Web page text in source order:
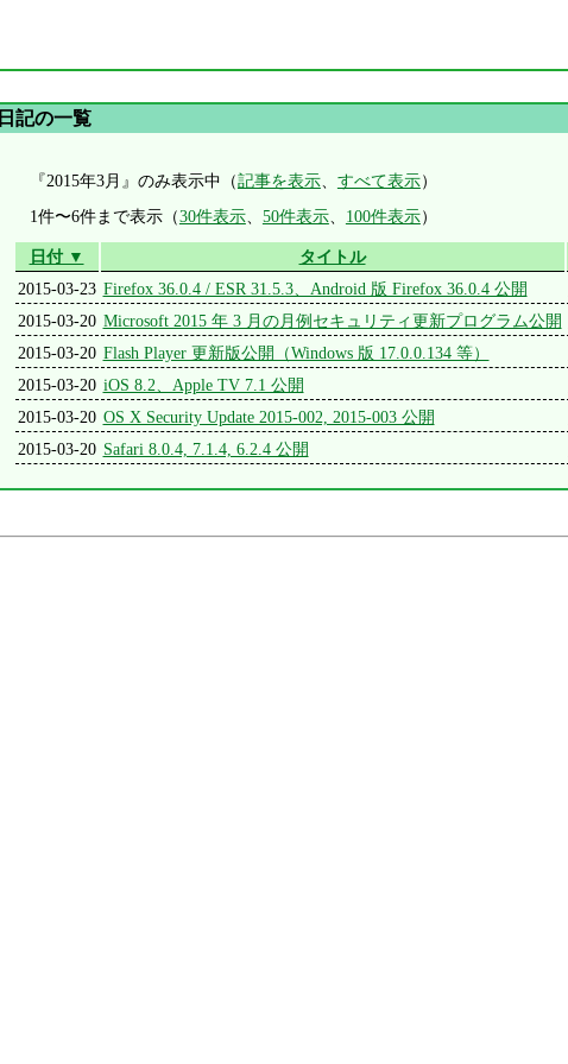
日記の一覧
『2015年3月』のみ表示中（記事を表示、 すべて表示）
1件〜6件まで表示（30件表示、 50件表示、 100件表示）
日付 ▼ タイトル
2015-03-23 Firefox 36.0.4 / ESR 31.5.3、Android 版 Firefox 36.0.4 公開
2015-03-20 Microsoft 2015 年 3 月の月例セキュリティ更新プログラム公開
2015-03-20 Flash Player 更新版公開（Windows 版 17.0.0.134 等）
2015-03-20 iOS 8.2、Apple TV 7.1 公開
2015-03-20 OS X Security Update 2015-002, 2015-003 公開
2015-03-20 Safari 8.0.4, 7.1.4, 6.2.4 公開